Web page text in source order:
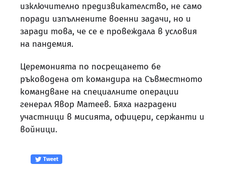
изключително предизвикателство, не само
поради изпълнените военни задачи, но и
заради това, че се е провеждала в условия
на пандемия.
Церемонията по посрещането бе
ръководена от командира на Съвместното
командване на специалните операции
генерал Явор Матеев. Бяха наградени
участници в мисията, офицери, сержанти и
войници.
Tweet